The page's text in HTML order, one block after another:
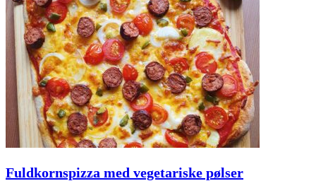
Fuldkornspizza med vegetariske pølser